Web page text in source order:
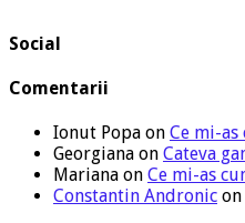
Social
Comentarii
Ionut Popa on Ce mi-
Georgiana on Cateva
Mariana on Ce mi-as
Constantin Andronic on